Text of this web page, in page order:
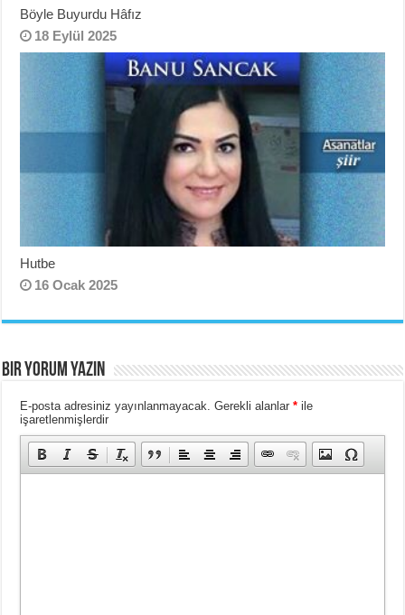
Böyle Buyurdu Hâfız
18 Eylül 2025
Hutbe
16 Ocak 2025
BIR YORUM YAZIN
E-posta adresiniz yayınlanmayacak. Gerekli alanlar* ile
işaretlenmişlerdir